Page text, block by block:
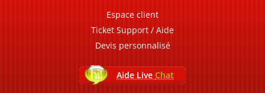
Espace client
Ticket Support / Aide
Devis personnalisé
Aide Live Chat